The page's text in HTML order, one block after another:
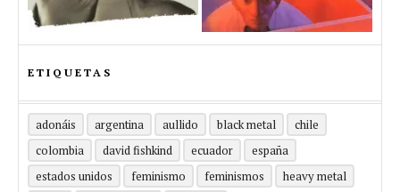
ETIQUETAS
adonáis argentina aullido black metal
chile
colombia
david fishkind ecuador
españa
estados unidos
feminismo feminismos
heavy metal